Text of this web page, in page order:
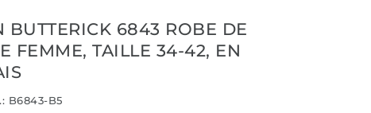
BUTTERICK 6843 ROBE DE
FEMME, TAILLE 34-42, EN
B6843-B5